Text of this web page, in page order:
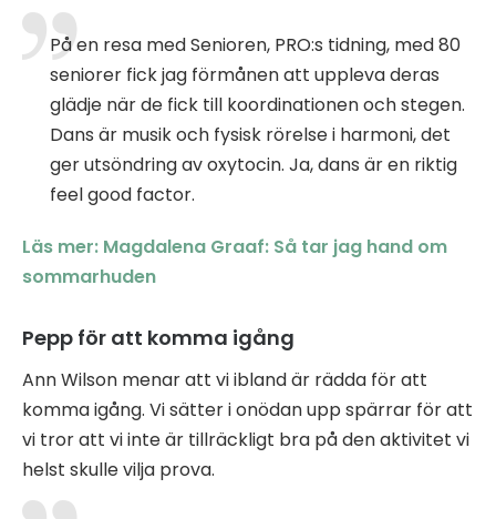
På en resa med Senioren, PRO:s tidning, med 80
seniorer fick jag förmånen att uppleva deras
glädje när de fick till koordinationen och stegen.
Dans är musik och fysisk rörelse i harmoni, det
ger utsöndring av oxytocin. Ja, dans är en riktig
feel good factor.
Läs mer: Magdalena Graaf: Så tar jag hand om
sommarhuden
Pepp för att komma igång
Ann Wilson menar att vi ibland är rädda för att
komma igång. Vi sätter i onödan upp spärrar för att
vi tror att vi inte är tillräckligt bra på den aktivitet vi
helst skulle vilja prova.